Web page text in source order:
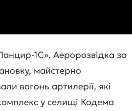
1С». Аеророзвідка за
майстерно
вогонь артилерії, які
у селищі Кодема